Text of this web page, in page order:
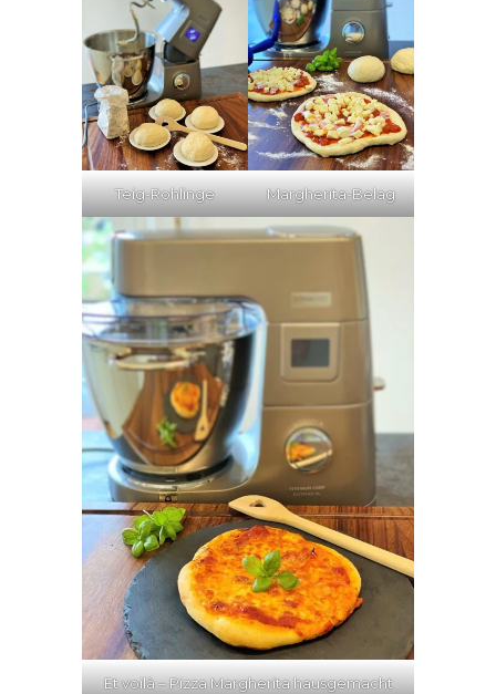
Teig-Rohlinge Margherita-Belag
Et voilà – Pizza Margherita hausgemacht